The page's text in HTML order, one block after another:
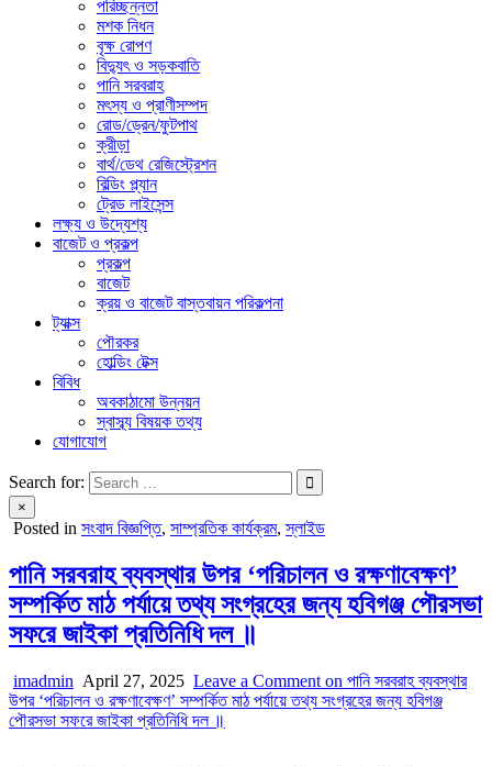
পরিচ্ছন্নতা
মশক নিধন
বৃক্ষ রোপণ
বিদ্যুৎ ও সড়কবাতি
পানি সরবরাহ
মৎস্য ও প্রাণীসম্পদ
রোড/ড্রেন/ফুটপাথ
ক্রীড়া
বার্থ/ডেথ রেজিস্ট্রেশন
বিল্ডিং প্ল্যান
ট্রেড লাইসেন্স
লক্ষ্য ও উদ্যেশ্য
বাজেট ও প্রকল্প
প্রকল্প
বাজেট
ক্রয় ও বাজেট বাস্তবায়ন পরিকল্পনা
ট্যাক্স
পৌরকর
হোল্ডিং টেক্স
বিবিধ
অবকাঠামো উন্নয়ন
স্বাস্ব্য বিষয়ক তথ্য
যোগাযোগ
Search for:
×
Posted in সংবাদ বিজ্ঞপ্তি, সাম্প্রতিক কার্যক্রম,স্লাইড
পানি সরবরাহ ব্যবস্থার উপর ‘পরিচালন ও রক্ষণাবেক্ষণ’
সম্পর্কিত মাঠ পর্যায়ে তথ্য সংগ্রহের জন্য হবিগঞ্জ পৌরসভা
সফরে জাইকা প্রতিনিধি দল ॥
imadmin April 27, 2025 Leave a Comment on পানি সরবরাহ ব্যবস্থার
উপর ‘পরিচালন ও রক্ষণাবেক্ষণ’ সম্পর্কিত মাঠ পর্যায়ে তথ্য সংগ্রহের জন্য হবিগঞ্জ
পৌরসভা সফরে জাইকা প্রতিনিধি দল ॥